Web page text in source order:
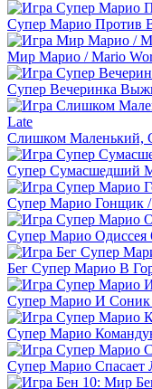
Супер Марио Против
Мир Марио / Mario
Супер Вечеринка
Слишком Маленький,
Супер Сумасшедший
Супер Марио Гонщик /
Супер Марио Одиссея
Бег Супер Марио В
Супер Марио И Соник
Супер Марио
Супер Марио Спасает